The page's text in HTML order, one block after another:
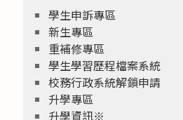
學生申訴專區
新生專區
重補修專區
學生學習歷程檔案系統
校務行政系統解鎖申請
升學專區
升學資訊※